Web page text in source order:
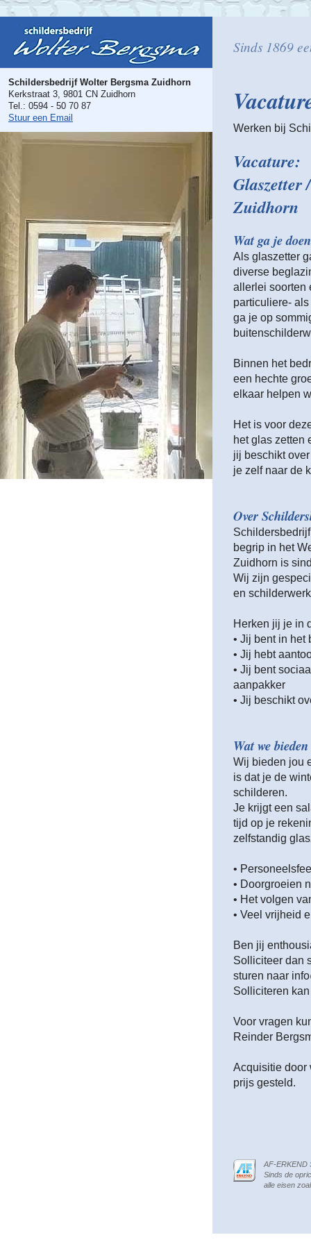
Schildersbedrijf Wolter Bergsma Zuidhorn
Kerkstraat 3, 9801 CN Zuidhorn
Tel.: 0594 - 50 70 87
Stuur een Email
Sinds 1869
Werken bij
Vacature:
Glaszetter
Zuidhorn
Wat ga je doen
Als glaszetter
diverse
allerlei soorten
particuliere-
ga je op
Binnen het
een hechte
elkaar helpen
Het is voor
het glas zetten
jij beschikt
je zelf naar de
Over
begrip in het
Zuidhorn is
Wij zijn
en
Herken jij je in
• Jij bent in het
• Jij hebt
• Jij bent
aanpakker
• Jij beschikt
Wat we bieden
Wij bieden jou
is dat je de
schilderen.
Je krijgt een
tijd op je
zelfstandig
•
• Doorgroeien
• Het volgen
• Veel vrijheid
Ben jij
Solliciteer dan
sturen naar
Solliciteren
Voor vragen
Reinder
Acquisitie door
prijs gesteld.
AF-ERKEND
Sinds de
alle eisen